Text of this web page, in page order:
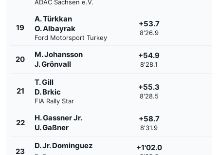
ADAC Sachsen e.V.
19
A. Türkkan
O. Albayrak
Ford Motorsport Turkey
+53.7
8'26.9
20
M. Johansson
J. Grönvall
+54.9
8'28.1
21
T. Gill
D. Brkic
FIA Rally Star
+55.3
8'28.5
22
H. Gassner Jr.
U. Gaßner
+58.7
8'31.9
23
D. Jr. Dominguez
+1'02.0